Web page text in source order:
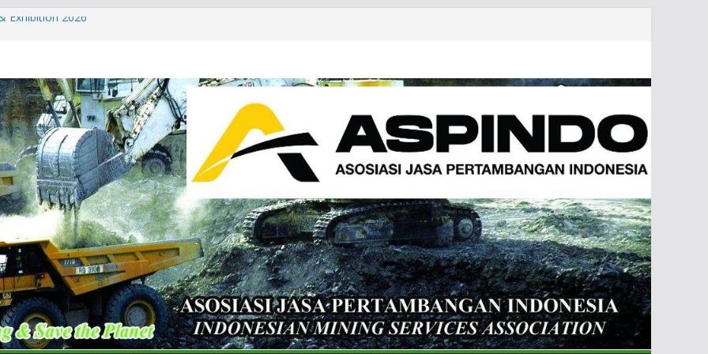
Exhibition 2026
of the International
Indonesia 2026 and CT
& Expo 2026